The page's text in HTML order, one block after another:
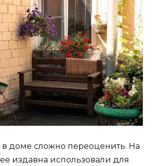
в доме сложно переоценить. На
издавна использовали для